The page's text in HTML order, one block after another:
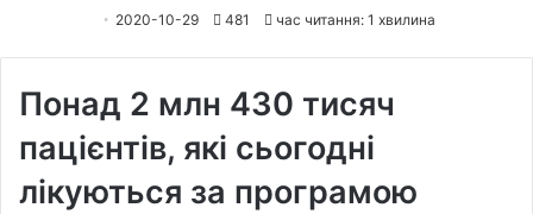
2020-10-29 481 час читання: 1 хвилина
Понад 2 млн 430 тисяч
пацієнтів, які сьогодні
лікуються за програмою